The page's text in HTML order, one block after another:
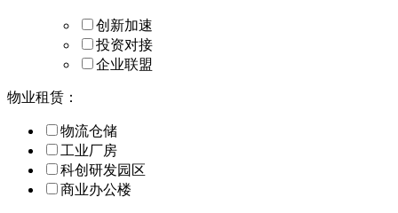
创新加速
投资对接
企业联盟
物业租赁：
物流仓储
工业厂房
科创研发园区
商业办公楼